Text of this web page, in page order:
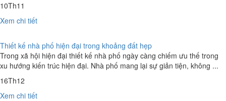
10Th11
Xem chi tiết
Thiết kế nhà phố hiện đại trong khoảng đất hẹp
Trong xã hội hiện đại thiết kế nhà phố ngày càng chiếm ưu thế trong
xu hướng kiến trúc hiện đại. Nhà phố mang lại sự giản tiện, không ...
16Th12
Xem chi tiết